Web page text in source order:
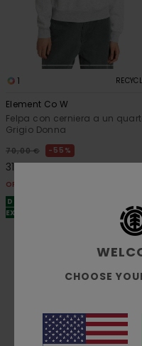
1
Element Co W
Felpa con cerniera a un
Grigio Donna
70,00 € 55%
31,50 €
OFFERTE
DOPPIA OFFERTA 25% DI SCONTO
EXTRA
CHOOSE